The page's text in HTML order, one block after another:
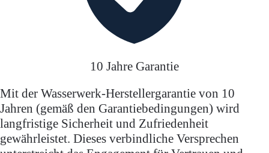
10 Jahre Garantie
Mit der Wasserwerk-Herstellergarantie von 10
Jahren (gemäß den Garantiebedingungen) wird
langfristige Sicherheit und Zufriedenheit
gewährleistet. Dieses verbindliche Versprechen